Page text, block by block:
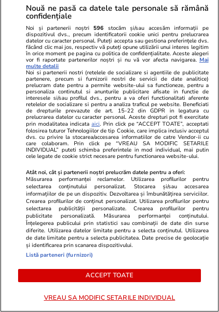
Încă o navă din Marea Neagră a fost avariată
lângă Sfântu Gheorghe după un posibil impact
cu o dronă maritimă sau o mină
Citește mai multe
TRENDING
Horoscop 23 iul.
Horoscop 24 iulie 2026. Vărsătorii au unele
probleme de la locul de muncă ce dispar de la
sine, iar altele vor deveni mai ușor de rezolvat
Știri România 23 iul.
Rezultatele loto din 23 iulie 2026. Numerele
câștigătoare extrase joi
Știri România
Mărturisitor și legionar la tinerețe Ilie
simbolul mișcării, a însuflețit pelerinii
Nouă ne pasă ca datele tale personale să rămână
confidențiale
Noi și partenerii noștri 596 stocăm și/sau accesăm informații pe
dispozitivul dvs., precum identificatorii cookie unici pentru prelucrarea
datelor cu caracter personal. Puteți accepta sau gestiona preferințele dvs.
făcând clic mai jos, respectiv vă puteți opune utilizării unui interes legitim
în orice moment pe pagina cu politica de confidențialitate. Aceste alegeri
vor fi raportate partenerilor noștri și nu vă vor afecta navigarea. Mai
multe detalii
Noi si partenerii nostri (retelele de socializare si agentiile de publicitate
partenere, precum si furnizorii nostri de servicii de date analitice)
prelucram date pentru a permite website-ului sa functioneze, pentru a
personaliza continutul si anunturile publicitare afisate in functie de
interesele si/sau profilul dvs., pentru a va oferi functionalitati aferente
retelelor de socializare si pentru a analiza traficul pe website. Beneficiati
de drepturile prevazute de art. 15-22 din GDPR in legatura cu
prelucrarea datelor cu caracter personal. Aceste drepturi pot fi exercitate
prin modalitatea indicataaici. Prin click pe “ACCEPT TOATE”, acceptati
folosirea tuturor Tehnologiilor de tip Cookie, care implica inclusiv acceptul
dvs. cu privire la stocarea/accesarea informatiilor de catre Vendor-ii cu
care colaboram. Prin click pe “VREAU SA MODIFIC SETARILE
INDIVIDUAL” puteti schimba preferintele in mod individual, mai putin
cele legate de cookie strict necesare pentru functionarea website-ului.
Atât noi, cât și partenerii noștri prelucrăm datele pentru a oferi:
Măsurarea performanței reclamelor. Utilizarea profilurilor pentru
selectarea conținutului personalizat. Stocarea și/sau accesarea
informațiilor de pe un dispozitiv. Dezvoltarea și îmbunătățirea serviciilor.
Crearea profilurilor de conținut personalizat. Utilizarea profilurilor pentru
selectarea publicității personalizate. Crearea profilurilor pentru
publicitate personalizată. Măsurarea performanței conținutului.
Înțelegerea publicului prin statistici sau combinații de date din surse
diferite. Utilizarea datelor limitate pentru a selecta conținutul. Utilizarea
de date limitate pentru a selecta publicitatea. Date precise de geolocație
și identificarea prin scanarea dispozitivului.
Listă parteneri (furnizori)
ACCEPT TOATE
VREAU SA MODIFIC SETARILE INDIVIDUAL